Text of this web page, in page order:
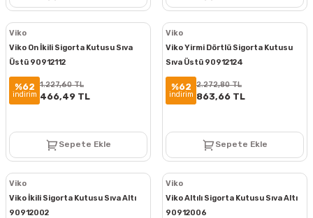
Viko
Viko On İkili Sigorta Kutusu Sıva
Üstü 90912112
%62
indirim
1.227,60 TL
466,49 TL
Sepete Ekle
Viko
Viko Yirmi Dörtlü Sigorta Kutusu
Sıva Üstü 90912124
%62
indirim
2.272,80 TL
863,66 TL
Sepete Ekle
Viko
Viko İkili Sigorta Kutusu Sıva Altı
90912002
Viko
Viko Altılı Sigorta Kutusu Sıva Altı
90912006